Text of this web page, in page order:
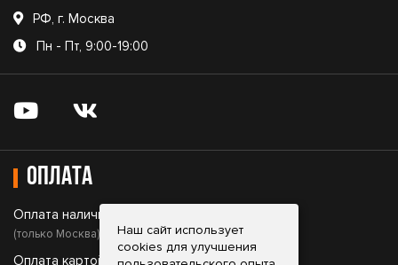
РФ, г. Москва
Пн - Пт, 9:00-19:00
Оплата
Оплата наличными;
(только Москва)
Оплата картой;
Наш сайт использует
cookies для улучшения